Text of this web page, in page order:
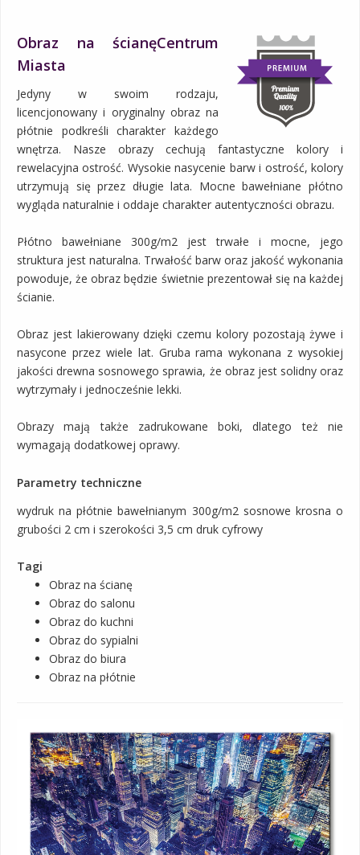
Obraz na ścianęCentrum
Miasta
Jedyny w swoim rodzaju,
licencjonowany i oryginalny obraz na
płótnie podkreśli charakter każdego
wnętrza. Nasze obrazy cechują fantastyczne kolory i
rewelacyjna ostrość. Wysokie nasycenie barw i ostrość, kolory
utrzymują się przez długie lata. Mocne bawełniane płótno
wygląda naturalnie i oddaje charakter autentyczności obrazu.
Płótno bawełniane 300g/m2 jest trwałe i mocne, jego
struktura jest naturalna. Trwałość barw oraz jakość wykonania
powoduje, że obraz będzie świetnie prezentował się na każdej
ścianie.
Obraz jest lakierowany dzięki czemu kolory pozostają żywe i
nasycone przez wiele lat. Gruba rama wykonana z wysokiej
jakości drewna sosnowego sprawia, że obraz jest solidny oraz
wytrzymały i jednocześnie lekki.
Obrazy mają także zadrukowane boki, dlatego też nie
wymagają dodatkowej oprawy.
Parametry techniczne
wydruk na płótnie bawełnianym 300g/m2 sosnowe krosna o
grubości 2 cm i szerokości 3,5 cm druk cyfrowy
Tagi
Obraz na ścianę
Obraz do salonu
Obraz do kuchni
Obraz do sypialni
Obraz do biura
Obraz na płótnie